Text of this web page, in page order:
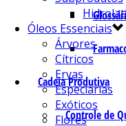
Cadeia Produtiva
Controle de
Óleos Essenciais
Árvores
Cítricos
Ervas
Especiarias
Exóticos
Flores